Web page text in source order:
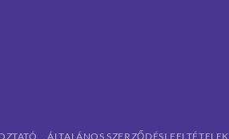
ÁLTALÁNOS SZERZŐDÉSI FELTÉTELEK